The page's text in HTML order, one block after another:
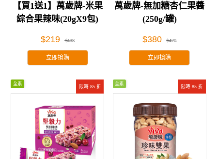
【買1送1】萬歲牌-米果
綜合果辣味(20gX9包)
$219 $438
立即搶購
萬歲牌-無加糖杏仁果醬
(250g/罐)
$380 $420
立即搶購
限時 85 折
全素
限時 85 折
全素